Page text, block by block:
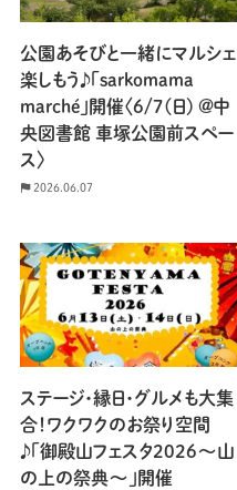
公園あそびと一緒にマルシェ
楽しもう♪「sarkomama
marché」開催〈6/7(日) @中
央図書館 車塚公園前スペー
ス〉
2026.06.07
ステージ・縁日・グルメも大集
合！ワクワクのお祭り空間
♪「御殿山フェスタ2026～山
の上の祭典～」開催